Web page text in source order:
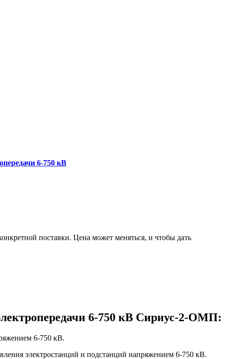
6-750 кВ
поставки. Цена может меняться, и чтобы дать
6-750 кВ Сириус-2-ОМП:
6-750 кВ.
электростанций и подстанций напряжением 6-750 кВ.